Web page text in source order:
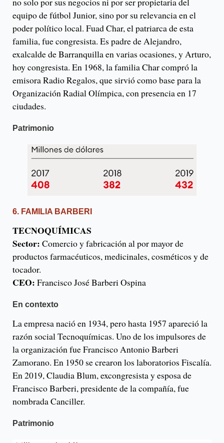
equipo de fútbol Junior, sino por su relevancia en el
poder político local. Fuad Char, el patriarca de esta
familia, fue congresista. Es padre de Alejandro,
exalcalde de Barranquilla en varias ocasiones, y Arturo,
hoy congresista. En 1968, la familia Char compró la
emisora Radio Regalos, que sirvió como base para la
Organización Radial Olímpica, con presencia en 17
ciudades.
Patrimonio
6. FAMILIA BARBERI
TECNOQUÍMICAS
Sector: Comercio y fabricación al por mayor de
productos farmacéuticos, medicinales, cosméticos y de
tocador.
CEO: Francisco José Barberi Ospina
En contexto
La empresa nació en 1934, pero hasta 1957 apareció la
razón social Tecnoquímicas. Uno de los impulsores de
la organización fue Francisco Antonio Barberi
Zamorano. En 1950 se crearon los laboratorios Fiscalía.
En 2019, Claudia Blum, excongresista y esposa de
Francisco Barberi, presidente de la compañía, fue
nombrada Canciller.
Patrimonio